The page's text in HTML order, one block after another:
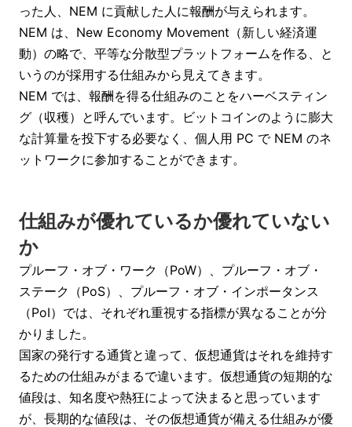
った人、NEM に貢献した人に報酬が与えられます。
NEM は、New Economy Movement（新しい経済運
動）の略で、平等な分散型プラットフォームを作る、と
いうのが採用する仕組みから見えてきます。
NEM では、報酬を得る仕組みのことをハーベスティン
グ（収穫）と呼んでいます。ビットコインのように膨大
な計算量を投下する必要なく、個人用 PC で NEM のネ
ットワークに参加することができます。
仕組みが優れているか優れていない
か
プルーフ・オブ・ワーク（PoW）、プルーフ・オブ・
ステーク（PoS）、プルーフ・オブ・インポータンス
（PoI）では、それぞれ重視する指標が異なることが分
かりました。
国家の発行する通貨と違って、仮想通貨はそれを維持す
るための仕組みがまるで違います。仮想通貨の短期的な
値段は、知名度や熱狂によって決まると思っています
が、長期的な値段は、その仮想通貨が備える仕組みが優